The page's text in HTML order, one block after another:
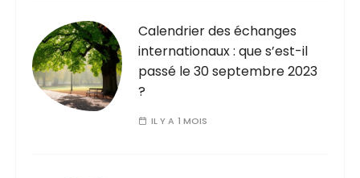
Calendrier des échanges
internationaux : que s’est-il
passé le 30 septembre 2023
?
IL Y A 1 MOIS